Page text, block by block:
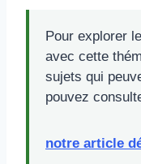
Pour explorer
avec cette
sujets qui
pouvez
notre article